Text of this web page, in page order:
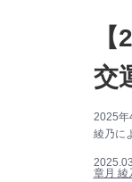
交
2025年
綾乃に
章月 綾